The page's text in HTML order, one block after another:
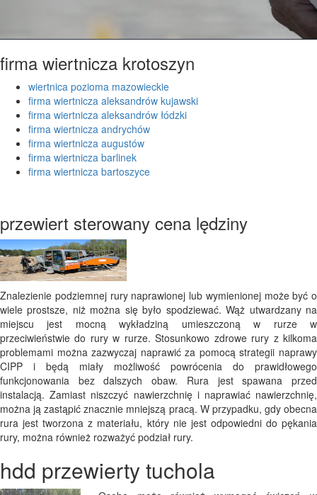
firma wiertnicza krotoszyn
wiertnica pozioma mazowieckie
firma wiertnicza aleksandrów kujawski
firma wiertnicza aleksandrów łódzki
firma wiertnicza andrychów
firma wiertnicza augustów
firma wiertnicza barlinek
firma wiertnicza bartoszyce
przewiert sterowany cena lędziny
Znalezienie podziemnej rury naprawionej lub wymienionej może być o
wiele prostsze, niż można się było spodziewać. Wąż utwardzany na
miejscu jest mocną wykładziną umieszczoną w rurze w
przeciwieństwie do rury w rurze. Stosunkowo zdrowe rury z kilkoma
problemami można zazwyczaj naprawić za pomocą strategii naprawy
CIPP i będą miały możliwość powrócenia do prawidłowego
funkcjonowania bez dalszych obaw. Rura jest spawana przed
instalacją. Zamiast niszczyć nawierzchnię i naprawiać nawierzchnię,
można ją zastąpić znacznie mniejszą pracą. W przypadku, gdy obecna
rura jest tworzona z materiału, który nie jest odpowiedni do pękania
rury, można również rozważyć podział rury.
hdd przewierty tuchola